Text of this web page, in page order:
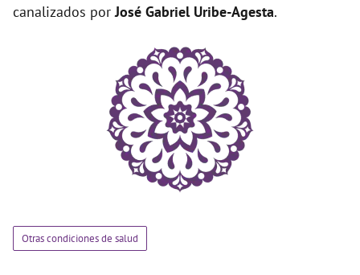
canalizados porJosé Gabriel Uribe-Agesta.
Otras condiciones de salud